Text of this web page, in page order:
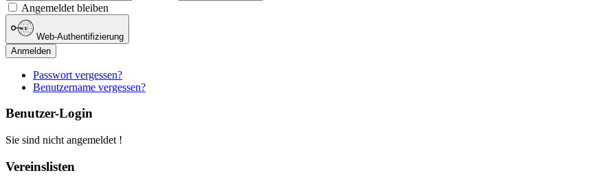
Angemeldet bleiben
Web-Authentifizierung
Anmelden
Passwort vergessen?
Benutzername vergessen?
Benutzer-Login
Sie sind nicht angemeldet !
Vereinslisten